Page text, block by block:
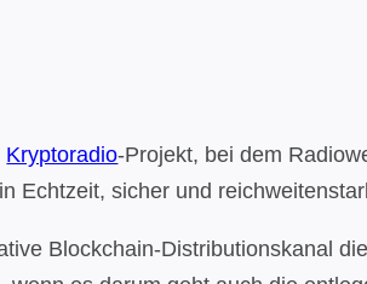
Kryptoradio-Projekt, bei dem
Echtzeit, sicher und
Blockchain-Distributionskanal